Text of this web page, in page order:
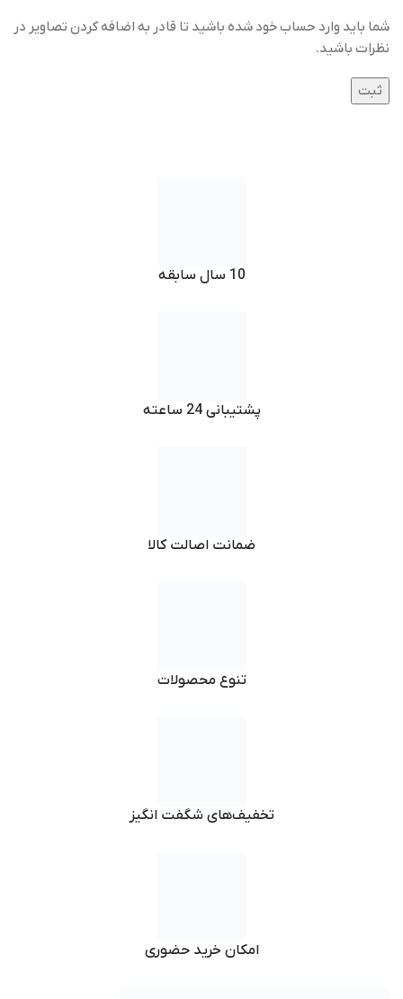
شما باید وارد حساب خود شده باشید تا قادر به اضافه کردن تصاویر در
نظرات باشید.
10 سال سابقه
پشتیبانی 24 ساعته
ضمانت اصالت کالا
تنوع محصولات
تخفیف‌های شگفت انگیز
امکان خرید حضوری